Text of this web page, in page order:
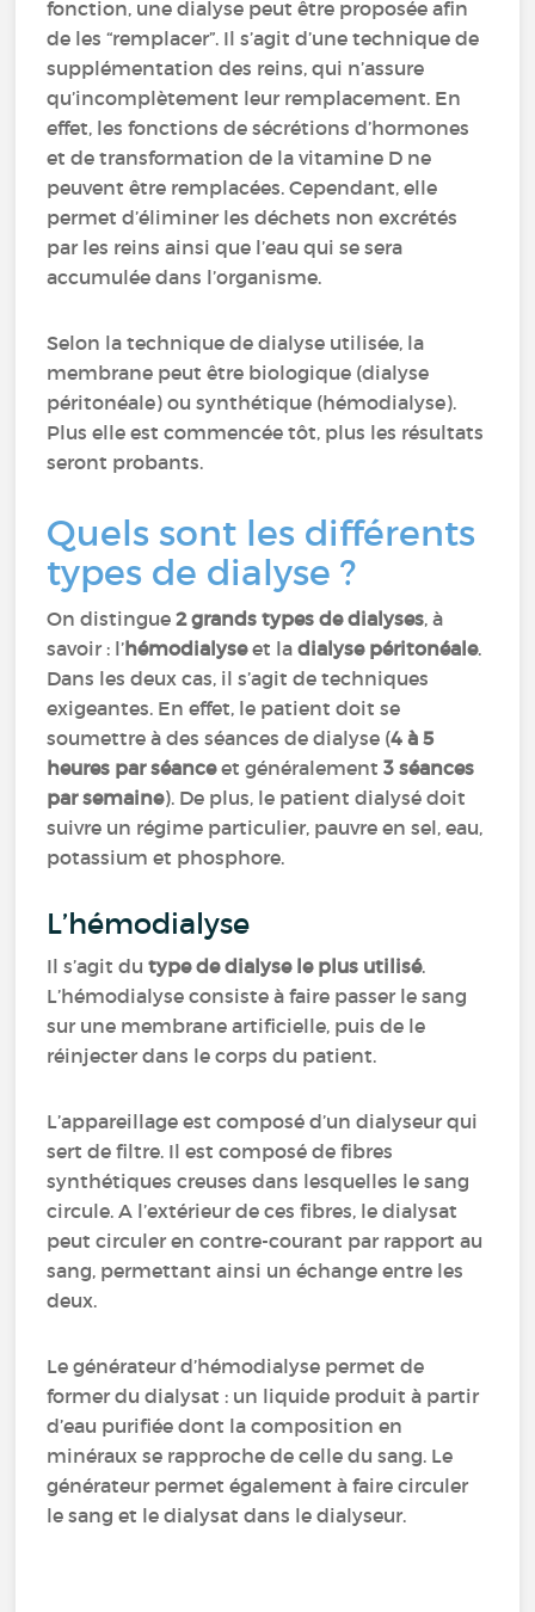
fonction, une dialyse peut être proposée afin
de les “remplacer”. Il s’agit d’une technique de
supplémentation des reins, qui n’assure
qu’incomplètement leur remplacement. En
effet, les fonctions de sécrétions d’hormones
et de transformation de la vitamine D ne
peuvent être remplacées. Cependant, elle
permet d’éliminer les déchets non excrétés
par les reins ainsi que l’eau qui se sera
accumulée dans l’organisme.
Selon la technique de dialyse utilisée, la
membrane peut être biologique (dialyse
péritonéale) ou synthétique (hémodialyse).
Plus elle est commencée tôt, plus les résultats
seront probants.
Quels sont les différents
types de dialyse ?
On distingue2 grands types de dialyses, à
savoir : l’hémodialyseet ladialyse péritonéale.
Dans les deux cas, il s’agit de techniques
exigeantes. En effet, le patient doit se
soumettre à des séances de dialyse (4 à 5
heures par séanceet généralement3 séances
par semaine). De plus, le patient dialysé doit
suivre un régime particulier, pauvre en sel, eau,
potassium et phosphore.
L’hémodialyse
Il s’agit dutype de dialyse le plus utilisé.
L’hémodialyse consiste à faire passer le sang
sur une membrane artificielle, puis de le
réinjecter dans le corps du patient.
L’appareillage est composé d’un dialyseur qui
sert de filtre. Il est composé de fibres
synthétiques creuses dans lesquelles le sang
circule. A l’extérieur de ces fibres, le dialysat
peut circuler en contre-courant par rapport au
sang, permettant ainsi un échange entre les
deux.
Le générateur d’hémodialyse permet de
former du dialysat : un liquide produit à partir
d’eau purifiée dont la composition en
minéraux se rapproche de celle du sang. Le
générateur permet également à faire circuler
le sang et le dialysat dans le dialyseur.